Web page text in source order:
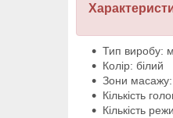
Тип виробу:
Колір: білий
Зони масажу:
Кількість
Кількість